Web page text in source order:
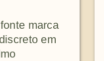
marca
em